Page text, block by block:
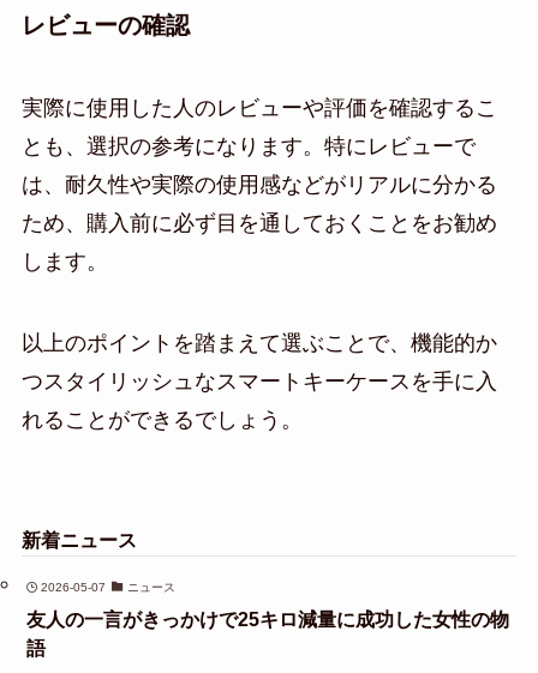
レビューの確認
実際に使用した人のレビューや評価を確認するこ
とも、選択の参考になります。特にレビューで
は、耐久性や実際の使用感などがリアルに分かる
ため、購入前に必ず目を通しておくことをお勧め
します。
以上のポイントを踏まえて選ぶことで、機能的か
つスタイリッシュなスマートキーケースを手に入
れることができるでしょう。
新着ニュース
2026-05-07 ニュース
友人の一言がきっかけで25キロ減量に成功した女性の物
語